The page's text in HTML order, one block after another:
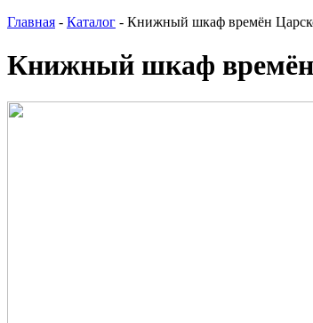
Главная - Каталог - Книжный шкаф времён
Книжный шкаф времён